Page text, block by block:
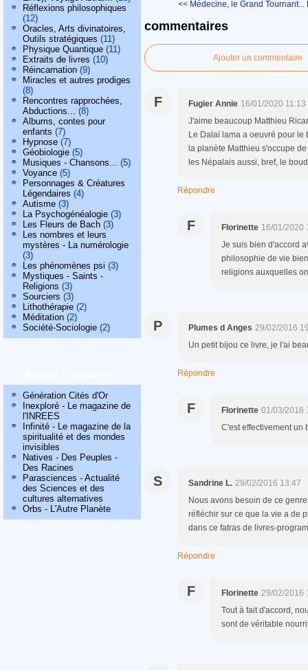
Réflexions philosophiques
(12)
Oracles, Arts divinatoires,
Outils stratégiques (11)
Physique Quantique (11)
Extraits de livres (10)
Réincarnation (9)
Miracles et autres prodiges
(8)
Rencontres rapprochées,
Abductions... (8)
Albums, contes pour
enfants (7)
Hypnose (7)
Géobiologie (5)
Musiques - Chansons... (5)
Voyance (5)
Personnages & Créatures
Légendaires (4)
Autisme (3)
La Psychogénéalogie (3)
Les Fleurs de Bach (3)
Les nombres et leurs
mystères - La numérologie
(3)
Les phénomènes psi (3)
Mystiques - Saints -
Religions (3)
Sourciers (3)
Lithothérapie (2)
Méditation (2)
Société-Sociologie (2)
Génération Cités d'Or
Inexploré - Le magazine de
l'INREES
Infinité - Le magazine de la
spiritualité et des mondes
invisibles
Natives - Des Peuples -
Des Racines
Parasciences - Actualité
des Sciences et des
cultures alternatives
Orbs - L'Autre Planète
<< Médecine, le Grand Tournant...
commentaires
Ajouter un commentaire
F Fugier Annie 16/01/2020 11:13
J'aime beaucoup Matthieu
Le Dalaï lama a oeuvré pour le
la planète Matthieu s'occupe
les Népalais aussi, bref, le
Répondre
F Florinette 16/01/2020
Je suis bien d'accord
philosophie de vie
religions auxquelles
P Plumes d Anges 29/02/2016
Un petit bijou ce livre, je l'ai
Répondre
F Florinette 01/03/2016
C'est effectivement un
S Sandrine L. 29/02/2016 13:47
Nous avons besoin de ce
réfléchir sur ce que la vie a de
dans ce fatras de livres-
Répondre
F Florinette 29/02/2016
Tout à fait d'accord,
sont de véritable